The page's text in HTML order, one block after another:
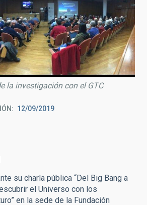
la investigación con el GTC
12/09/2019
su charla pública “Del Big Bang a
el Universo con los
en la sede de la Fundación